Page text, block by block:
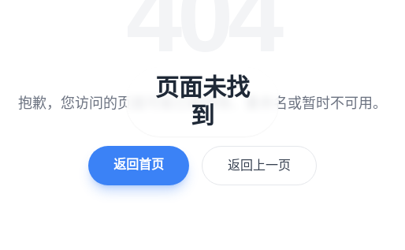
页面未找
到
抱歉，您访问的页面可能已被移除、重命名或暂时不可用。
返回首页 返回上一页